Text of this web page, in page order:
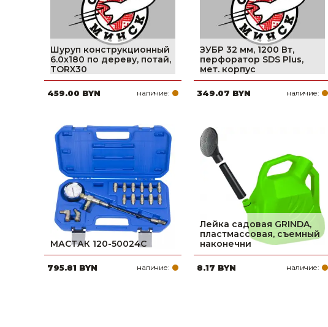
Шуруп конструкционный
6.0х180 по дереву, потай,
TORX30
459.00 BYN наличие:
ЗУБР 32 мм, 1200 Вт,
перфоратор SDS Plus,
мет. корпус
349.07 BYN наличие:
МАСТАК 120-50024C
795.81 BYN наличие:
Лейка садовая GRINDA,
пластмассовая, съемный
наконечни
8.17 BYN наличие: